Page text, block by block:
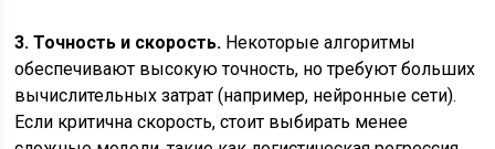
3. Точность и скорость. Некоторые алгоритмы
обеспечивают высокую точность, но требуют больших
вычислительных затрат (например, нейронные сети).
Если критична скорость, стоит выбирать менее